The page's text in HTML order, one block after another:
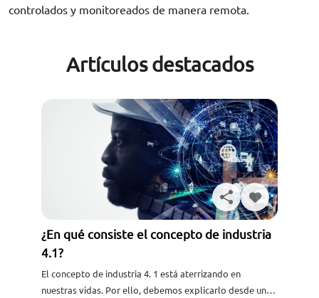
controlados y monitoreados de manera remota.
Artículos destacados
¿En qué consiste el concepto de industria
4.1?
El concepto de industria 4. 1 está aterrizando en
nuestras vidas. Por ello, debemos explicarlo desde un